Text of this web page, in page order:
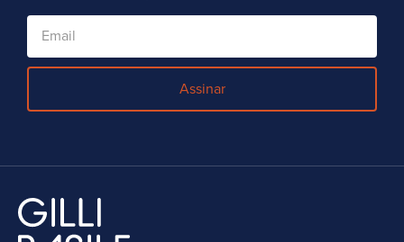
Assinar